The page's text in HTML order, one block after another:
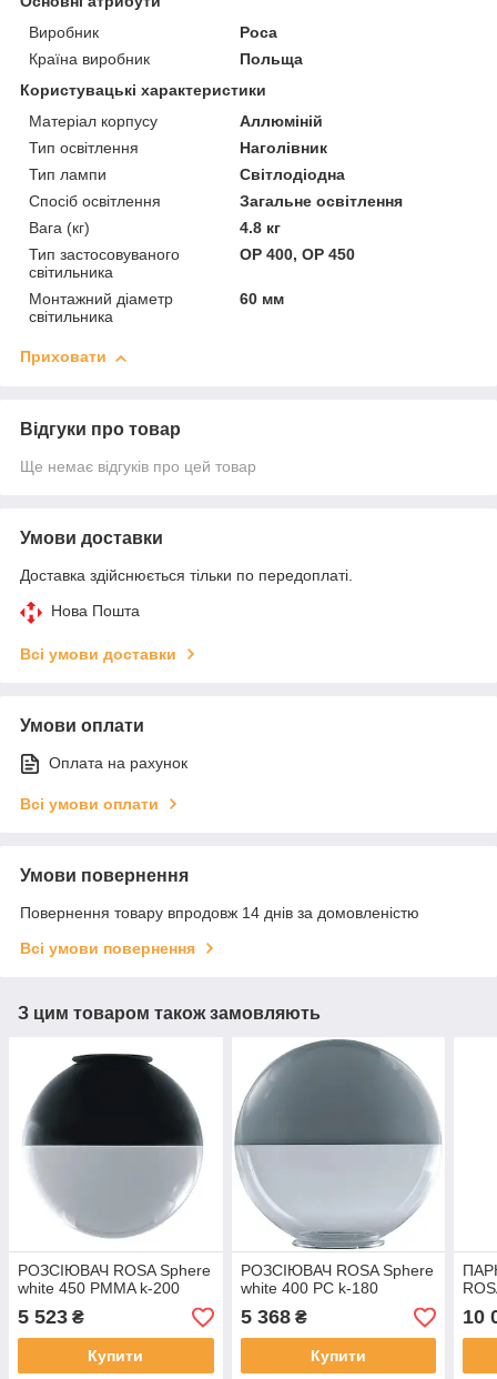
Виробник
Роса
Країна виробник
Польща
Користувацькі характеристики
Матеріал корпусу
Аллюміній
Тип освітлення
Наголівник
Тип лампи
Світлодіодна
Спосіб освітлення
Загальне освітлення
Вага (кг)
4.8 кг
Тип застосовуваного
світильника
OP 400, OP 450
Монтажний діаметр
світильника
60 мм
Приховати
Відгуки про товар
Ще немає відгуків про цей товар
Умови доставки
Доставка здійснюється тільки по передоплаті.
Нова Пошта
Всі умови доставки
Умови оплати
Оплата на рахунок
Всі умови оплати
Умови повернення
Повернення товару впродовж 14 днів за домовленістю
Всі умови повернення
З цим товаром також замовляють
РОЗСІЮВАЧ ROSA Sphere
white 450 PMMA k-200
5 523 ₴
Купити
РОЗСІЮВАЧ ROSA Sphere
white 400 PC k-180
5 368₴
Купити
10